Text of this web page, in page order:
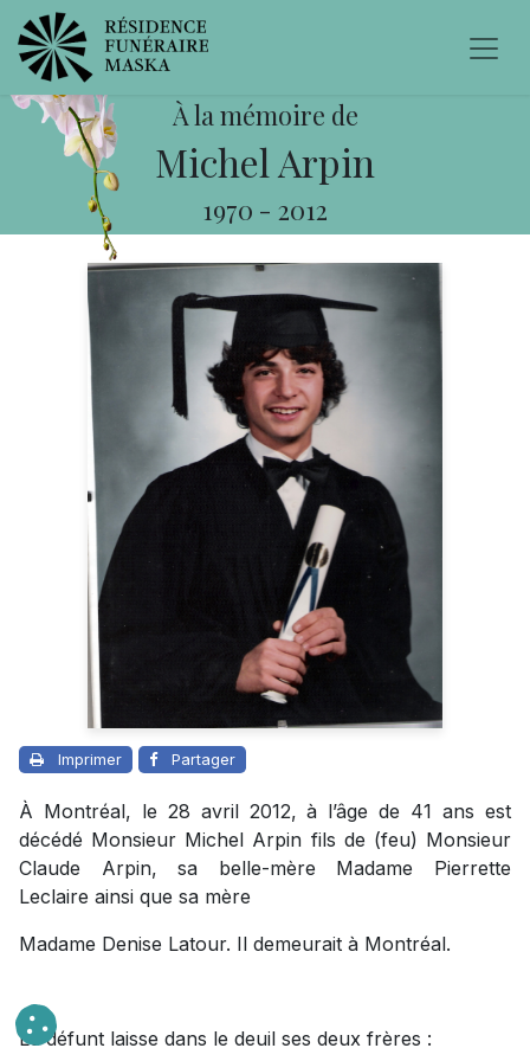
À la mémoire de
Michel Arpin
1970 - 2012
Imprimer Partager
À Montréal, le 28 avril 2012, à l’âge de 41 ans est
décédé Monsieur Michel Arpin fils de (feu) Monsieur
Claude Arpin, sa belle-mère Madame Pierrette
Leclaire ainsi que sa mère
Madame Denise Latour. Il demeurait à Montréal.
Le défunt laisse dans le deuil ses deux frères :